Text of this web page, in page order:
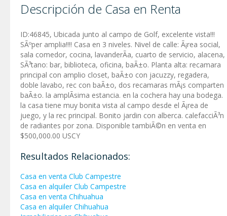
Descripción de Casa en Renta
ID:46845, Ubicada junto al campo de Golf, excelente vista!!!
SÃºper amplia!!!! Casa en 3 niveles. Nivel de calle: Ã¡rea social,
sala comedor, cocina, lavanderÃ­a, cuarto de servicio, alacena,
SÃ³tano: bar, biblioteca, oficina, baÃ±o. Planta alta: recamara
principal con amplio closet, baÃ±o con jacuzzy, regadera,
doble lavabo, rec con baÃ±o, dos recamaras mÃ¡s comparten
baÃ±o. la amplÃ­sima estancia. en la cochera hay una bodega.
la casa tiene muy bonita vista al campo desde el Ã¡rea de
juego, y la rec principal. Bonito jardin con alberca. calefacciÃ³n
de radiantes por zona. Disponible tambiÃ©n en venta en
$500,000.00 USCY
Resultados Relacionados:
Casa en venta Club Campestre
Casa en alquiler Club Campestre
Casa en venta Chihuahua
Casa en alquiler Chihuahua